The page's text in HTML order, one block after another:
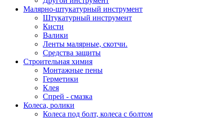
Малярно-штукатурный инструмент
Штукатурный инструмент
Кисти
Валики
Ленты малярные, скотчи.
Средства защиты
Строительная химия
Монтажные пены
Герметики
Клея
Спрей - смазка
Колеса, ролики
Колеса под болт, колеса с болтом